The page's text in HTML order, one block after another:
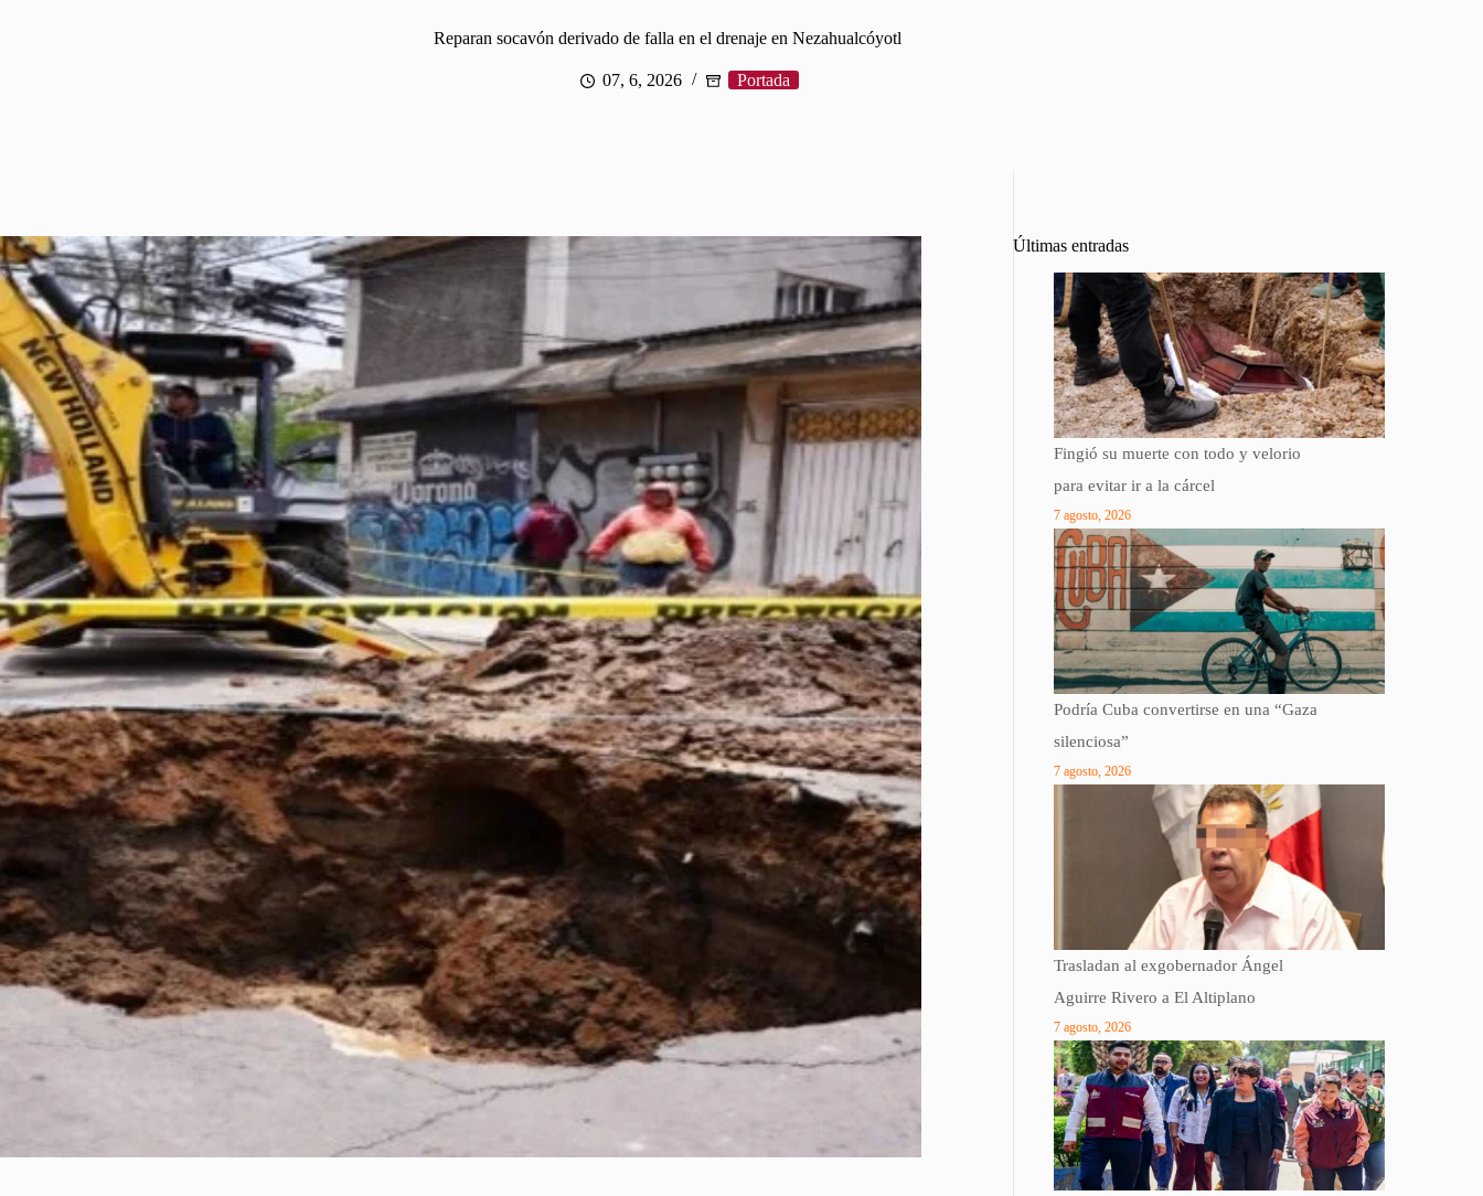
Reparan socavón derivado de falla en el drenaje en Nezahualcóyotl
07, 6, 2026 Portada
Últimas entradas
Fingió su muerte con todo y velorio
para evitar ir a la cárcel
7 agosto, 2026
Podría Cuba convertirse en una “Gaza
silenciosa”
7 agosto, 2026
Trasladan al exgobernador Ángel
Aguirre Rivero a El Altiplano
7 agosto, 2026